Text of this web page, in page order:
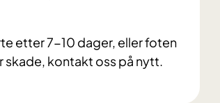
etter 7-10 dager, eller foten
kontakt oss på nytt.